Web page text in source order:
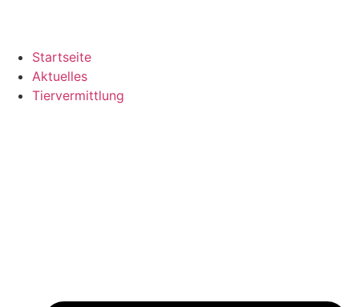
Startseite
Aktuelles
Tiervermittlung